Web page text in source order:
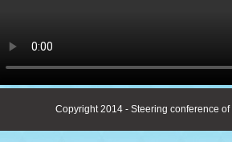
Copyright 2014 - Steering conference